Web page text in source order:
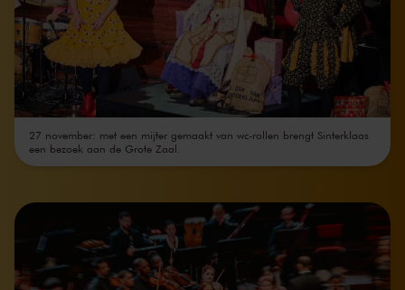
27 november: met een mijter gemaakt van wc-rollen brengt Sinterklaas
een bezoek aan de Grote Zaal.